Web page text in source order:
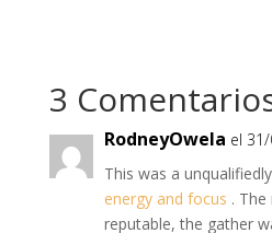
s
A
p
p
g
r
a
m
i
t
t
)
b
o
o
l
3
RodneyOwela el
This was a
energy and focus .
reputable, the gather